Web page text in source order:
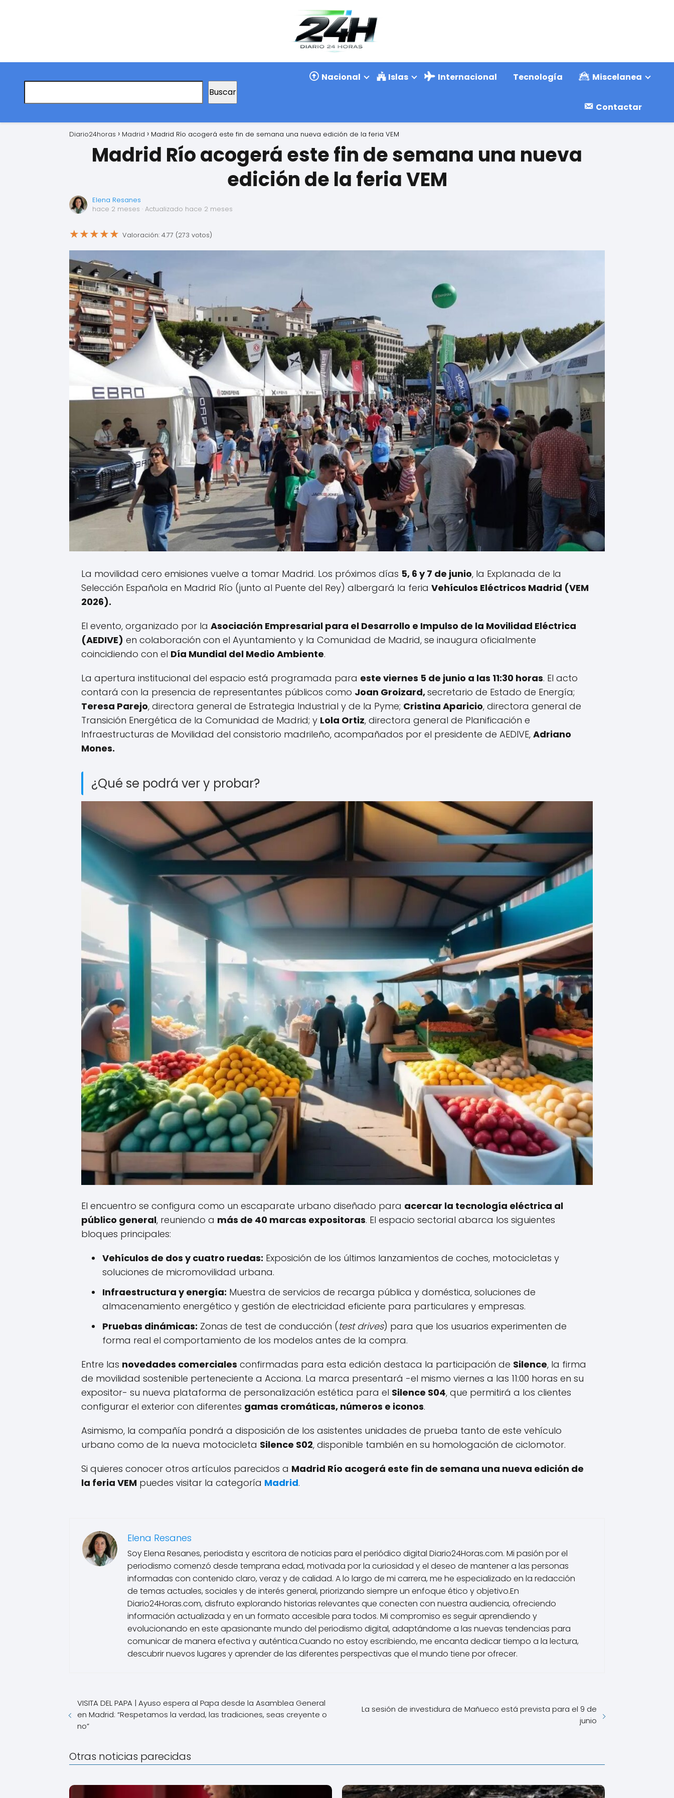
Buscar
Nacional Islas Internacional Tecnología Miscelanea
Contactar
Diario24horas Madrid Madrid Río acogerá este fin de semana una nueva edición de la feria VEM
Madrid Río acogerá este fin de semana una nueva
edición de la feria VEM
Elena Resanes
hace 2 meses · Actualizado hace 2 meses
★★★★★ Valoración: 4.77 (273 votos)
La movilidad cero emisiones vuelve a tomar Madrid. Los próximos días 5, 6 y 7 de junio, la Explanada de la
Selección Española en Madrid Río (junto al Puente del Rey) albergará la feria Vehículos Eléctricos Madrid (VEM
2026).
El evento, organizado por la Asociación Empresarial para el Desarrollo e Impulso de la Movilidad Eléctrica
(AEDIVE) en colaboración con el Ayuntamiento y la Comunidad de Madrid, se inaugura oficialmente
coincidiendo con el Día Mundial del Medio Ambiente.
La apertura institucional del espacio está programada para este viernes 5 de junio a las 11:30 horas. El acto
contará con la presencia de representantes públicos como Joan Groizard,secretario de Estado de Energía;
Teresa Parejo, directora general de Estrategia Industrial y de la Pyme; Cristina Aparicio, directora general de
Transición Energética de la Comunidad de Madrid; y Lola Ortiz, directora general de Planificación e
Infraestructuras de Movilidad del consistorio madrileño, acompañados por el presidente de AEDIVE, Adriano
Mones.
¿Qué se podrá ver y probar?
El encuentro se configura como un escaparate urbano diseñado para acercar la tecnología eléctrica al
público general, reuniendo a más de 40 marcas expositoras. El espacio sectorial abarca los siguientes
bloques principales:
Vehículos de dos y cuatro ruedas: Exposición de los últimos lanzamientos de coches, motocicletas y
soluciones de micromovilidad urbana.
Infraestructura y energía: Muestra de servicios de recarga pública y doméstica, soluciones de
almacenamiento energético y gestión de electricidad eficiente para particulares y empresas.
Pruebas dinámicas: Zonas de test de conducción (test drives) para que los usuarios experimenten de
forma real el comportamiento de los modelos antes de la compra.
Entre las novedades comerciales confirmadas para esta edición destaca la participación de Silence, la firma
de movilidad sostenible perteneciente a Acciona. La marca presentará -el mismo viernes a las 11:00 horas en su
expositor- su nueva plataforma de personalización estética para el Silence S04, que permitirá a los clientes
configurar el exterior con diferentes gamas cromáticas, números e iconos.
Asimismo, la compañía pondrá a disposición de los asistentes unidades de prueba tanto de este vehículo
urbano como de la nueva motocicleta Silence S02, disponible también en su homologación de ciclomotor.
Si quieres conocer otros artículos parecidos a Madrid Río acogerá este fin de semana una nueva edición de
la feria VEM puedes visitar la categoría Madrid.
Elena Resanes
Soy Elena Resanes, periodista y escritora de noticias para el periódico digital Diario24Horas.com. Mi pasión por el
periodismo comenzó desde temprana edad, motivada por la curiosidad y el deseo de mantener a las personas
informadas con contenido claro, veraz y de calidad. A lo largo de mi carrera, me he especializado en la redacción
de temas actuales, sociales y de interés general, priorizando siempre un enfoque ético y objetivo.En
Diario24Horas.com, disfruto explorando historias relevantes que conecten con nuestra audiencia, ofreciendo
información actualizada y en un formato accesible para todos. Mi compromiso es seguir aprendiendo y
evolucionando en este apasionante mundo del periodismo digital, adaptándome a las nuevas tendencias para
comunicar de manera efectiva y auténtica.Cuando no estoy escribiendo, me encanta dedicar tiempo a la lectura,
descubrir nuevos lugares y aprender de las diferentes perspectivas que el mundo tiene por ofrecer.
VISITA DEL PAPA | Ayuso espera al Papa desde la Asamblea General
en Madrid: “Respetamos la verdad, las tradiciones, seas creyente o
no”
La sesión de investidura de Mañueco está prevista para el 9 de
junio
Otras noticias parecidas